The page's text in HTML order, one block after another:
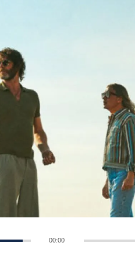
00:00